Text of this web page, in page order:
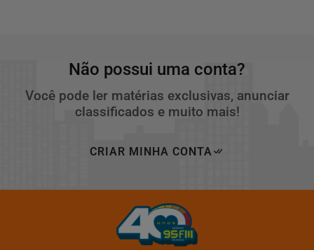
Não possui uma conta?
Você pode ler matérias exclusivas, anunciar
classificados e muito mais!
CRIAR MINHA CONTA